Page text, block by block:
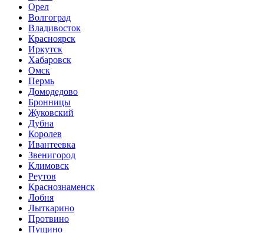
Орел
Волгоград
Владивосток
Красноярск
Иркутск
Хабаровск
Омск
Пермь
Домодедово
Бронницы
Жуковский
Дубна
Королев
Ивантеевка
Звенигород
Климовск
Реутов
Краснознаменск
Лобня
Лыткарино
Протвино
Пущино